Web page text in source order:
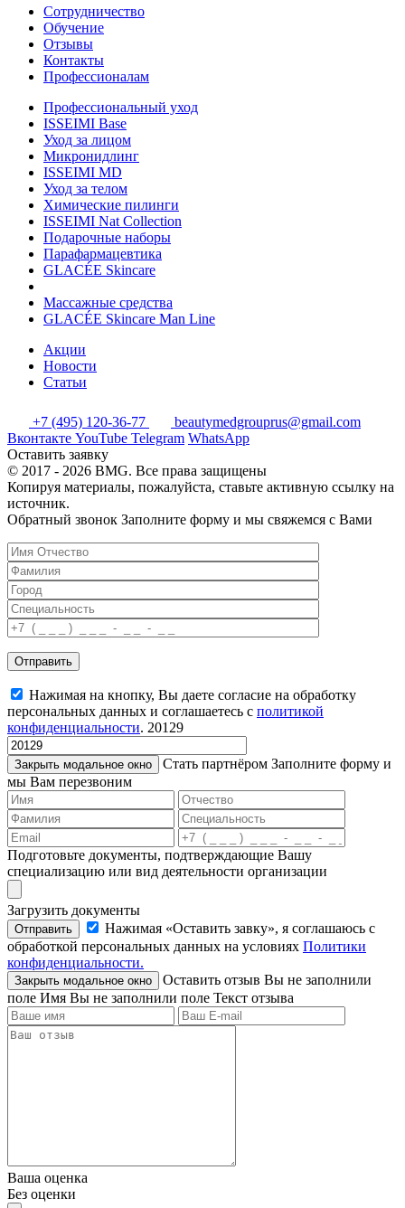
Сотрудничество
Обучение
Отзывы
Контакты
Профессионалам
Профессиональный уход
ISSEIMI Base
Уход за лицом
Микронидлинг
ISSEIMI MD
Уход за телом
Химические пилинги
ISSEIMI Nat Collection
Подарочные наборы
Парафармацевтика
GLACÉE Skincare
Массажные средства
GLACÉE Skincare Man Line
Акции
Новости
Статьи
+7 (495) 120-36-77
beautymedgrouprus@gmail.com
Вконтакте YouTube Telegram WhatsApp
Оставить заявку
© 2017 - 2026 BMG. Все права защищены
Копируя материалы, пожалуйста, ставьте активную ссылку на
источник.
Обратный звонок Заполните форму и мы свяжемся с Вами
Отправить
Нажимая на кнопку, Вы даете согласие на обработку
персональных данных и соглашаетесь c политикой
конфиденциальности. 20129
Закрыть модальное окно Стать партнёром Заполните форму и
мы Вам перезвоним
Подготовьте документы, подтверждающие Вашу
специализацию или вид деятельности организации
Загрузить документы
Отправить
Нажимая «Оставить завку», я соглашаюсь c
обработкой персональных данных на условиях Политики
конфиденциальности.
Закрыть модальное окно Оставить отзыв Вы не заполнили
поле Имя Вы не заполнили поле Текст отзыва
Ваша оценка
Без оценки